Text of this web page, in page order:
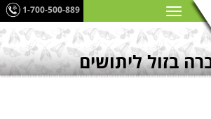
1-700-500-889
בזול ליתושים